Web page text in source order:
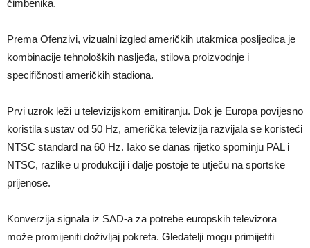
čimbenika.
Prema Ofenzivi, vizualni izgled američkih utakmica posljedica je
kombinacije tehnoloških nasljeđa, stilova proizvodnje i
specifičnosti američkih stadiona.
Prvi uzrok leži u televizijskom emitiranju. Dok je Europa povijesno
koristila sustav od 50 Hz, američka televizija razvijala se koristeći
NTSC standard na 60 Hz. Iako se danas rijetko spominju PAL i
NTSC, razlike u produkciji i dalje postoje te utječu na sportske
prijenose.
Konverzija signala iz SAD-a za potrebe europskih televizora
može promijeniti doživljaj pokreta. Gledatelji mogu primijetiti